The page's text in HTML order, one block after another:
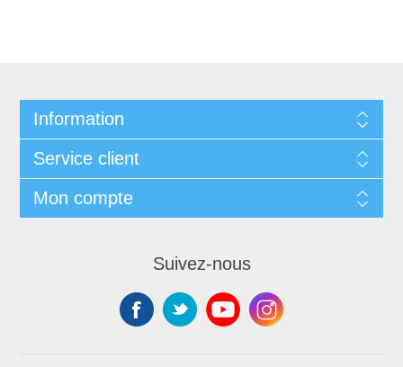
Information
Service client
Mon compte
Suivez-nous